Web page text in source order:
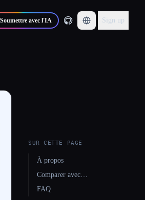
Soumettre avec l'IA Sign up
SUR CETTE PAGE
À propos
Comparer avec…
FAQ